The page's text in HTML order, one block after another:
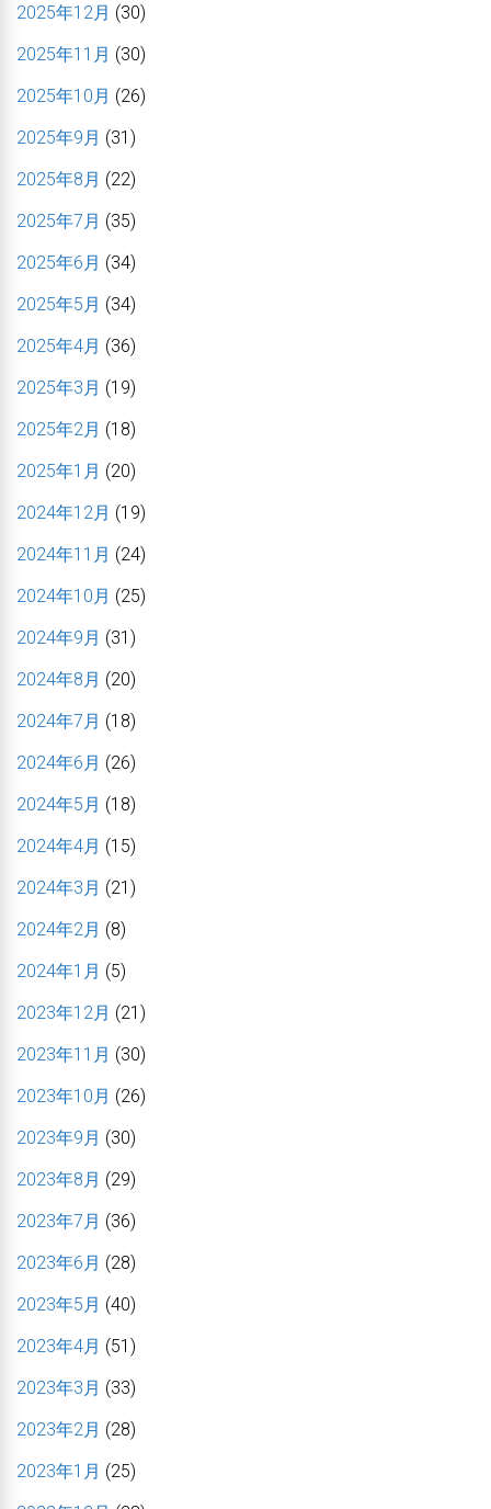
2025年12月 (30)
2025年11月 (30)
2025年10月 (26)
2025年9月 (31)
2025年8月 (22)
2025年7月 (35)
2025年6月 (34)
2025年5月 (34)
2025年4月 (36)
2025年3月 (19)
2025年2月 (18)
2025年1月 (20)
2024年12月 (19)
2024年11月 (24)
2024年10月 (25)
2024年9月 (31)
2024年8月 (20)
2024年7月 (18)
2024年6月 (26)
2024年5月 (18)
2024年4月 (15)
2024年3月 (21)
2024年2月 (8)
2024年1月 (5)
2023年12月 (21)
2023年11月 (30)
2023年10月 (26)
2023年9月 (30)
2023年8月 (29)
2023年7月 (36)
2023年6月 (28)
2023年5月 (40)
2023年4月 (51)
2023年3月 (33)
2023年2月 (28)
2023年1月 (25)